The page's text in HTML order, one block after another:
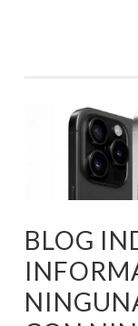
BLOG